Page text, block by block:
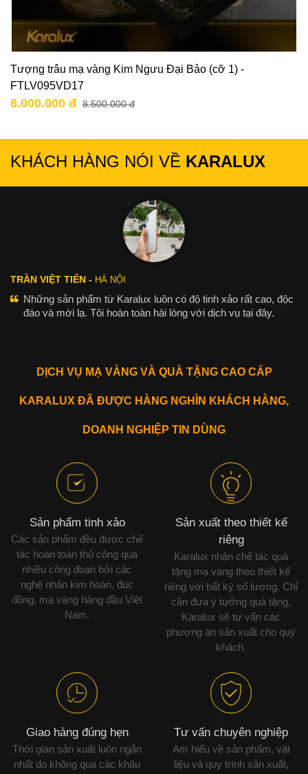
Tượng trâu mạ vàng Kim Ngưu Đại Bảo (cỡ 1) -
FTLV095VD17
6.000.000 đ 8.500.000 đ
KHÁCH HÀNG NÓI VỀ KARALUX
TRẦN VIỆT TIẾN - HÀ NỘI
Những sản phẩm từ Karalux luôn có độ tinh xảo rất cao, độc
đáo và mới lạ. Tôi hoàn toàn hài lòng với dịch vụ tại đây.
DỊCH VỤ MẠ VÀNG VÀ QUÀ TẶNG CAO CẤP
KARALUX ĐÃ ĐƯỢC HÀNG NGHÌN KHÁCH HÀNG,
DOANH NGHIỆP TIN DÙNG
Sản phẩm tinh xảo
Các sản phẩm đều được chế
tác hoàn toàn thủ công qua
nhiều công đoạn bởi các
nghệ nhân kim hoàn, đúc
đồng, mạ vàng hàng đầu Việt
Nam.
Sản xuất theo thiết kế
riêng
Karalux nhận chế tác quà
tặng mạ vàng theo thiết kế
riêng với bất kỳ số lượng. Chỉ
cần đưa ý tưởng quà tặng,
Karalux sẽ tư vấn các
phương án sản xuất cho quý
khách.
Giao hàng đúng hẹn
Thời gian sản xuất luôn ngắn
nhất do không qua các khâu
Tư vấn chuyên nghiệp
Am hiểu về sản phẩm, vật
liệu và quy trình sản xuất,